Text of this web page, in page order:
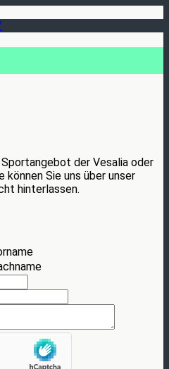
der Vesalia oder
können Sie uns über unser
hinterlassen.